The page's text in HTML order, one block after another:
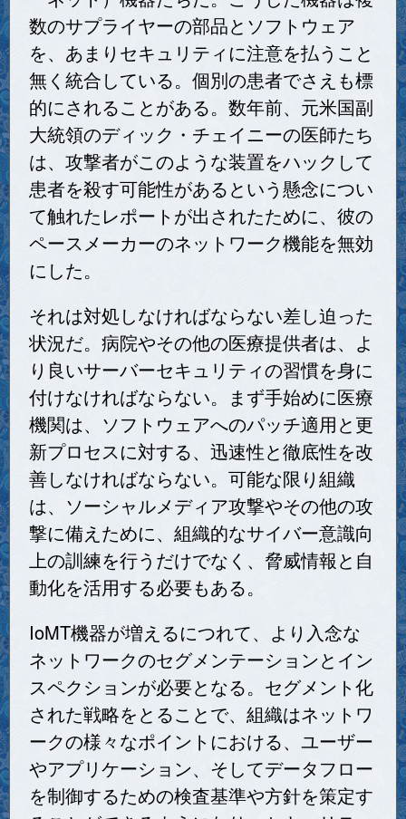
数のサプライヤーの部品とソフトウェア
を、あまりセキュリティに注意を払うこと
無く統合している。個別の患者でさえも標
的にされることがある。数年前、元米国副
大統領のディック・チェイニーの医師たち
は、攻撃者がこのような装置をハックして
患者を殺す可能性があるという懸念につい
て触れたレポートが出されたために、彼の
ペースメーカーのネットワーク機能を無効
にした。
それは対処しなければならない差し迫った
状況だ。病院やその他の医療提供者は、よ
り良いサーバーセキュリティの習慣を身に
付けなければならない。まず手始めに医療
機関は、ソフトウェアへのパッチ適用と更
新プロセスに対する、迅速性と徹底性を改
善しなければならない。可能な限り組織
は、ソーシャルメディア攻撃やその他の攻
撃に備えために、組織的なサイバー意識向
上の訓練を行うだけでなく、脅威情報と自
動化を活用する必要もある。
IoMT機器が増えるにつれて、より入念な
ネットワークのセグメンテーションとイン
スペクションが必要となる。セグメント化
された戦略をとることで、組織はネットワ
ークの様々なポイントにおける、ユーザー
やアプリケーション、そしてデータフロー
を制御するための検査基準や方針を策定す